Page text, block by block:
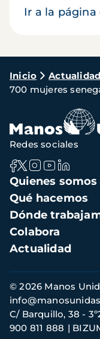
Ir a la
Ruta
de
navegación
Inicio Actualidad
700 mujeres
Navegación
principal
Quienes somos
Qué hacemos
Dónde
Colabora
Actualidad
Redes sociales
Información
de
contacto
© 2026 Manos
C/ Barquillo, 38 -
900 811 888